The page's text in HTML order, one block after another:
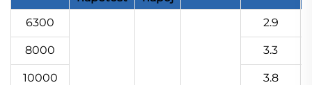
6300
2.9
8000 3.3
10000 3.8